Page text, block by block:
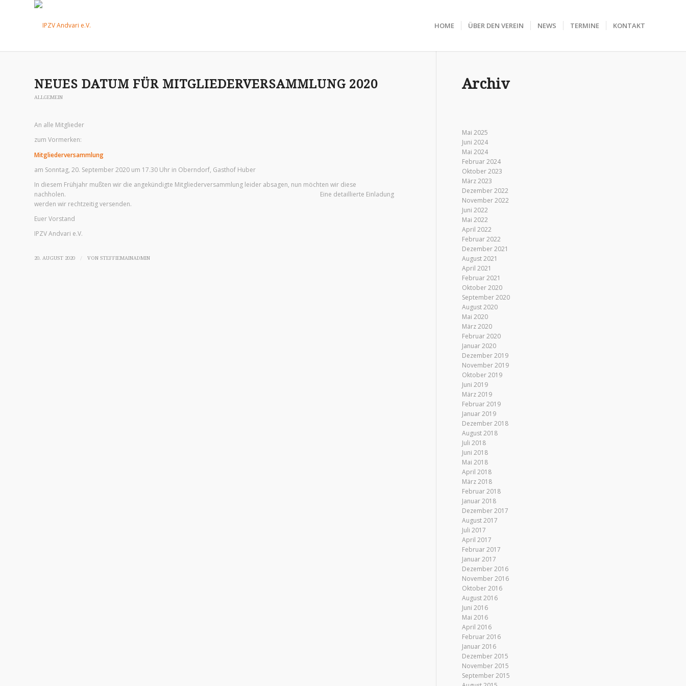
HOME ÜBER DEN VEREIN NEWS TERMINE KONTAKT
NEUES DATUM FÜR MITGLIEDERVERSAMMLUNG 2020
ALLGEMEIN
An alle Mitglieder
zum Vormerken:
Mitgliederversammlung
am Sonntag, 20. September 2020 um 17.30 Uhr in Oberndorf, Gasthof Huber
In diesem Frühjahr mußten wir die angekündigte Mitgliederversammlung leider absagen, nun möchten wir diese
nachholen. Eine detaillierte Einladung
werden wir rechtzeitig versenden.
Euer Vorstand
IPZV Andvari e.V.
20. AUGUST 2020 / VON STEFFIEMAINADMIN
Archiv
Mai 2025
Juni 2024
Mai 2024
Februar 2024
Oktober 2023
März 2023
Dezember 2022
November 2022
Juni 2022
Mai 2022
April 2022
Februar 2022
Dezember 2021
August 2021
April 2021
Februar 2021
Oktober 2020
September 2020
August 2020
Mai 2020
März 2020
Februar 2020
Januar 2020
Dezember 2019
November 2019
Oktober 2019
Juni 2019
März 2019
Februar 2019
Januar 2019
Dezember 2018
August 2018
Juli 2018
Juni 2018
Mai 2018
April 2018
März 2018
Februar 2018
Januar 2018
Dezember 2017
August 2017
Juli 2017
April 2017
Februar 2017
Januar 2017
Dezember 2016
November 2016
Oktober 2016
August 2016
Juni 2016
Mai 2016
April 2016
Februar 2016
Januar 2016
Dezember 2015
November 2015
September 2015